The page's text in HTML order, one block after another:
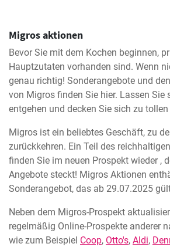
Migros aktionen
Bevor Sie mit dem Kochen beginnen,
Hauptzutaten vorhanden sind. Wenn
genau richtig! Sonderangebote und
von Migros finden Sie hier. Lassen Sie
entgehen und decken Sie sich zu tollen
Migros ist ein beliebtes Geschäft, zu
zurückkehren. Ein Teil des
finden Sie im neuen Prospekt wieder ,
Angebote steckt! Migros Aktionen
Sonderangebot, das ab 29.07.2025
Neben dem Migros-Prospekt
regelmäßig Online-Prospekte anderer
wie zum Beispiel Coop, Otto's, Aldi,